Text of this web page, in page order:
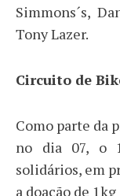
Simmons´s,
Tony Lazer.
Circuito de
Como parte da
no dia 07, o
solidários, em
a doação de